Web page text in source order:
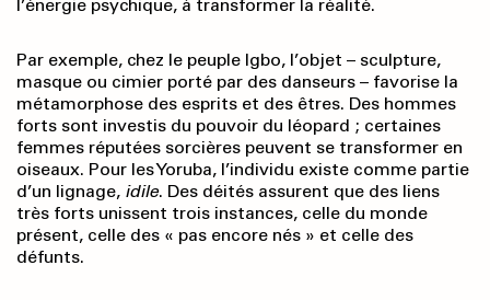
l’énergie psychique, à transformer la réalité.
Par exemple, chez le peuple Igbo, l’objet – sculpture,
masque ou cimier porté par des danseurs – favorise la
métamorphose des esprits et des êtres. Des hommes
forts sont investis du pouvoir du léopard ; certaines
femmes réputées sorcières peuvent se transformer en
oiseaux. Pour les Yoruba, l’individu existe comme partie
d’un lignage, idile. Des déités assurent que des liens
très forts unissent trois instances, celle du monde
présent, celle des « pas encore nés » et celle des
défunts.